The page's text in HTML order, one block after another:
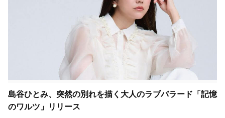
島谷ひとみ、突然の別れを描く大人のラブバラード「記憶
のワルツ」リリース